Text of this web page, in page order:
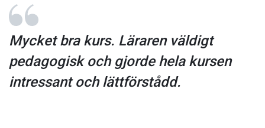
Mycket bra kurs. Läraren väldigt
pedagogisk och gjorde hela kursen
intressant och lättförstådd.